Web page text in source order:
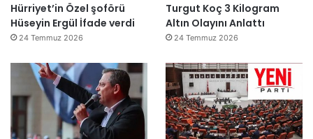
Hürriyet’in Özel şoförü
Hüseyin Ergül İfade verdi
24 Temmuz 2026
Turgut Koç 3 Kilogram
Altın Olayını Anlattı
24 Temmuz 2026